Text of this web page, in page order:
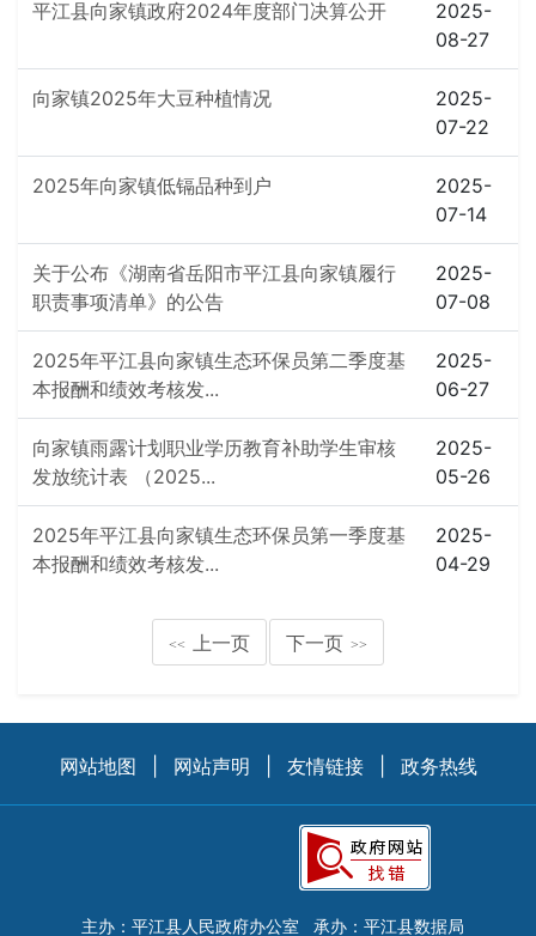
平江县向家镇政府2024年度部门决算公开
2025-
08-27
向家镇2025年大豆种植情况
2025-
07-22
2025年向家镇低镉品种到户
2025-
07-14
关于公布《湖南省岳阳市平江县向家镇履行
职责事项清单》的公告
2025-
07-08
2025年平江县向家镇生态环保员第二季度基
本报酬和绩效考核发...
2025-
06-27
向家镇雨露计划职业学历教育补助学生审核
发放统计表 （2025...
2025-
05-26
2025年平江县向家镇生态环保员第一季度基
本报酬和绩效考核发...
2025-
04-29
<< 上一页 下一页 >>
网站地图 网站声明 友情链接 政务热线
主办：平江县人民政府办公室 承办：平江县数据局